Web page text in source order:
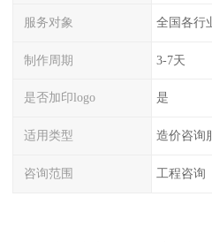
服务对象 全国各行
制作周期 3-7天
是否加印logo 是
适用类型 造价咨询
咨询范围 工程咨询